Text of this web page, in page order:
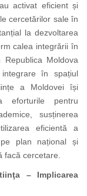
activat eficient și
cercetărilor sale în
la dezvoltarea
calea integrării în
Moldova
în spațiul
a Moldovei își
eforturile pentru
susținerea
eficientă a
pe plan național și
cercetare.
– Implicarea